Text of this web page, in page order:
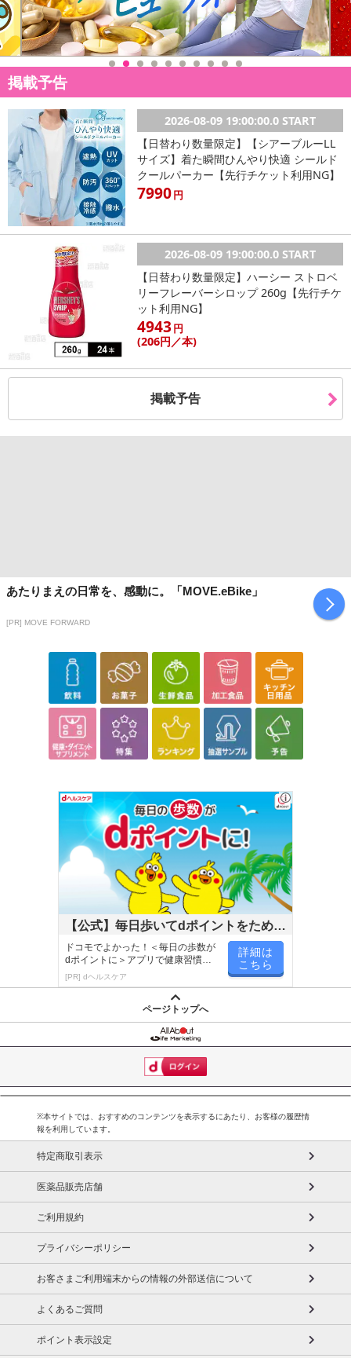
掲載予告
2026-08-09 19:00:00.0 START
【日替わり数量限定】【シアーブルーLL
サイズ】着た瞬間ひんやり快適 シールド
クールパーカー【先行チケット利用NG】
7990円
2026-08-09 19:00:00.0 START
【日替わり数量限定】ハーシー ストロベ
リーフレーバーシロップ 260g【先行チケ
ット利用NG】
4943円
(206円／本)
掲載予告
あたりまえの日常を、感動に。「MOVE.eBike」
[PR] MOVE FORWARD
【公式】毎日歩いてdポイントをためよ
う！
ドコモでよかった！＜毎日の歩数が
dポイントに＞アプリで健康習慣が
楽しく続く！
[PR] dヘルスケア
詳細は
こちら
ページトップへ
※本サイトでは、おすすめのコンテンツを表示するにあたり、お客様の履歴情
報を利用しています。
特定商取引表示
医薬品販売店舗
ご利用規約
プライバシーポリシー
お客さまご利用端末からの情報の外部送信について
よくあるご質問
ポイント表示設定